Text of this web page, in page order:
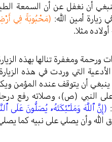
أن نغفل عن أن السمعة
زيارة أمين الله: (مَحْبُوبَةً فِي
مثلا.
ورحمة ومغفرة تنالها بهذه
التي وردت في هذه
ينبغي أن يتوقف عنده المؤمن
النبي (ص)، وصلاته رفع
(إِنَّ ٱللَّهَ وَمَلَـٰٓئِكَتَهُۥ يُصَلُّونَ عَلَى
الله وأن يصلي على نبيه كما